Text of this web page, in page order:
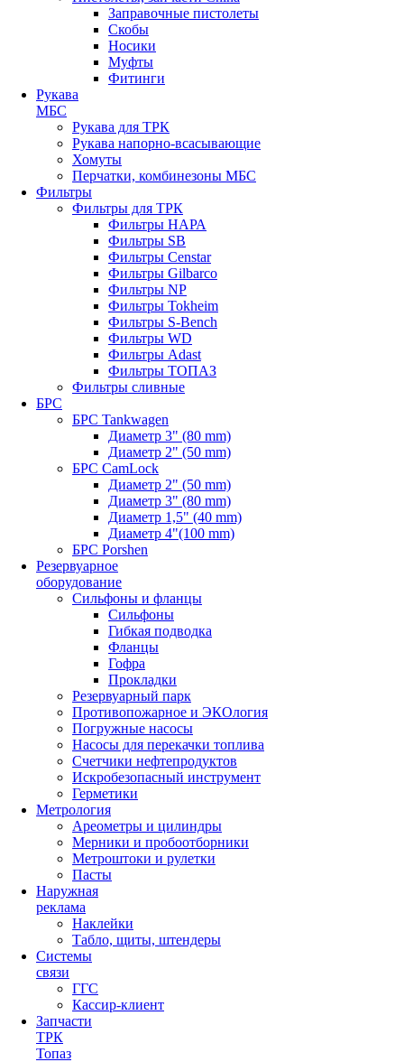
Заправочные пистолеты
Скобы
Носики
Муфты
Фитинги
Рукава
МБС
Рукава для ТРК
Рукава напорно-всасывающие
Хомуты
Перчатки, комбинезоны МБС
Фильтры
Фильтры для ТРК
Фильтры НАРА
Фильтры SB
Фильтры Censtar
Фильтры Gilbarco
Фильтры NP
Фильтры Tokheim
Фильтры S-Bench
Фильтры WD
Фильтры Adast
Фильтры ТОПАЗ
Фильтры сливные
БРС
БРС Tankwagen
Диаметр 3" (80 mm)
Диаметр 2" (50 mm)
БРС CamLock
Диаметр 2" (50 mm)
Диаметр 3" (80 mm)
Диаметр 1,5" (40 mm)
Диаметр 4"(100 mm)
БРС Porshen
Резервуарное
оборудование
Сильфоны и фланцы
Сильфоны
Гибкая подводка
Фланцы
Гофра
Прокладки
Резервуарный парк
Противопожарное и ЭКОлогия
Погружные насосы
Насосы для перекачки топлива
Счетчики нефтепродуктов
Искробезопасный инструмент
Герметики
Метрология
Ареометры и цилиндры
Мерники и пробоотборники
Метроштоки и рулетки
Пасты
Наружная
реклама
Наклейки
Табло, щиты, штендеры
Системы
связи
ГГС
Кассир-клиент
Запчасти
ТРК
Топаз